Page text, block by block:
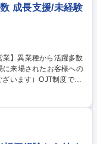
成長支援/未経験
います）OJT制度で着
い方に最適な環境で
長を支援 ■OJTでは商
や販売・接客、講師・